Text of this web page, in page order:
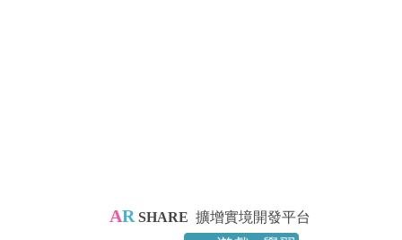
AR SHARE 擴增實境開發平台